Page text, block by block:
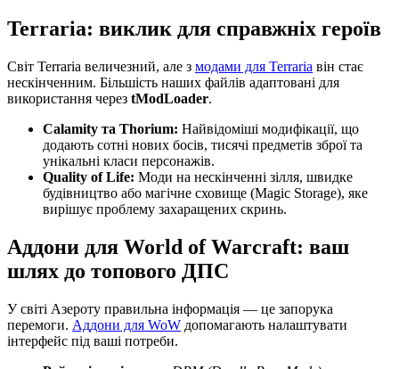
Terraria: виклик для справжніх героїв
Світ Terraria величезний, але з модами для Terraria він стає
нескінченним. Більшість наших файлів адаптовані для
використання через tModLoader.
Calamity та Thorium: Найвідоміші модифікації, що
додають сотні нових босів, тисячі предметів зброї та
унікальні класи персонажів.
Quality of Life: Моди на нескінченні зілля, швидке
будівництво або магічне сховище (Magic Storage), яке
вирішує проблему захаращених скринь.
Аддони для World of Warcraft: ваш
шлях до топового ДПС
У світі Азероту правильна інформація — це запорука
перемоги. Аддони для WoW допомагають налаштувати
інтерфейс під ваші потреби.